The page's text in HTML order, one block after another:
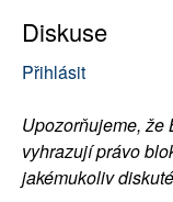
Diskuse
Přihlásit
Upozorňujeme, že
vyhrazují právo
jakémukoliv